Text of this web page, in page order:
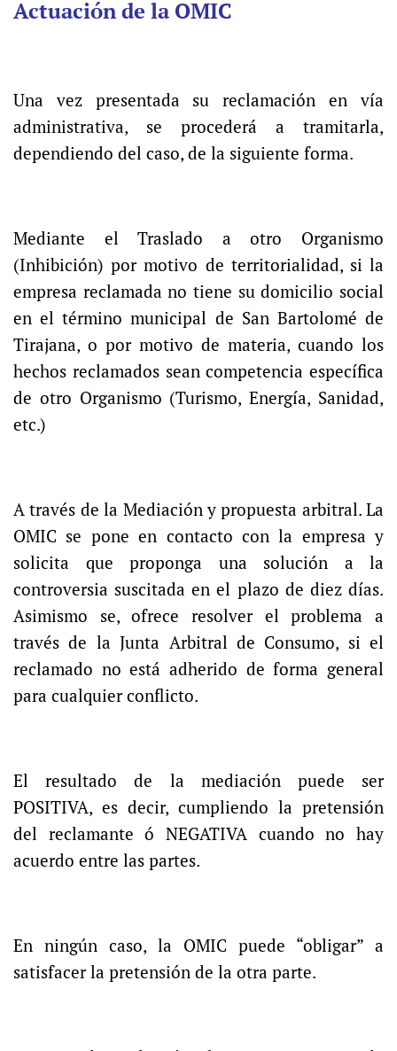
Actuación de la OMIC
Una vez presentada su reclamación en vía
administrativa, se procederá a tramitarla,
dependiendo del caso, de la siguiente forma.
Mediante el Traslado a otro Organismo
(Inhibición) por motivo de territorialidad, si la
empresa reclamada no tiene su domicilio social
en el término municipal de San Bartolomé de
Tirajana, o por motivo de materia, cuando los
hechos reclamados sean competencia específica
de otro Organismo (Turismo, Energía, Sanidad,
etc.)
A través de la Mediación y propuesta arbitral. La
OMIC se pone en contacto con la empresa y
solicita que proponga una solución a la
controversia suscitada en el plazo de diez días.
Asimismo se, ofrece resolver el problema a
través de la Junta Arbitral de Consumo, si el
reclamado no está adherido de forma general
para cualquier conflicto.
El resultado de la mediación puede ser
POSITIVA, es decir, cumpliendo la pretensión
del reclamante ó NEGATIVA cuando no hay
acuerdo entre las partes.
En ningún caso, la OMIC puede “obligar” a
satisfacer la pretensión de la otra parte.